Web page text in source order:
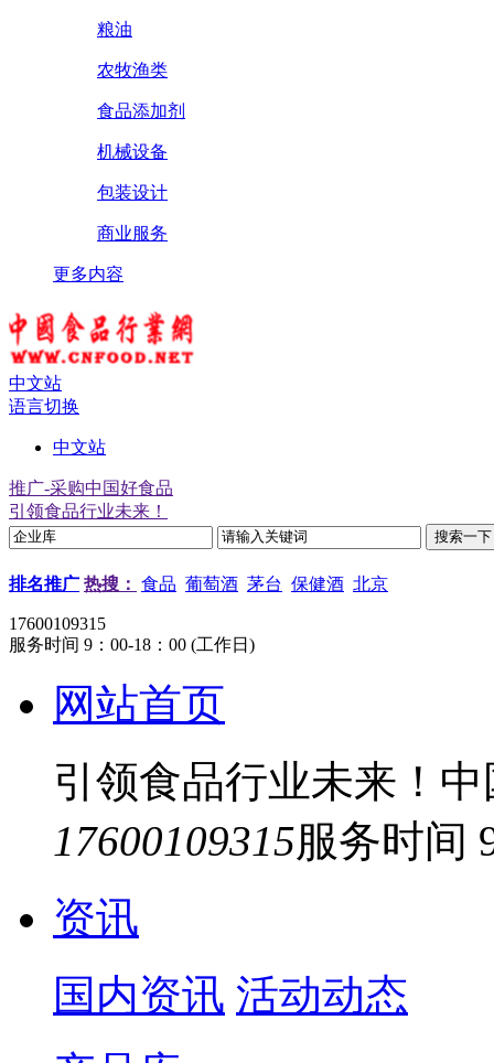
粮油
农牧渔类
食品添加剂
机械设备
包装设计
商业服务
更多内容
中文站
语言切换
中文站
推广-采购中国好食品
引领食品行业未来！
排名推广 热搜： 食品 葡萄酒 茅台 保健酒 北京
17600109315
服务时间 9：00-18：00 (工作日)
网站首页
引领食品行业未来！
17600109315服务时间
资讯
国内资讯 活动动态